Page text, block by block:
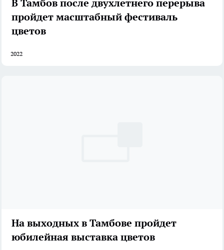
В Тамбов после двухлетнего перерыва
пройдет масштабный фестиваль
цветов
2022
На выходных в Тамбове пройдет
юбилейная выставка цветов